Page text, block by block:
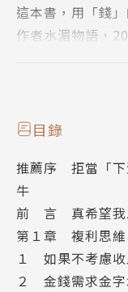
這本書，用「錢
作者水湄物語，
26歲年薪就相當
但所付出的代價
每週上班7天、每
甚至未能見到自
懷疑人生。
直到不經意間看
才猛然清醒自己
目錄
推薦序 拒當「下
牛
前 言 真希望我
第１章 複利思維
１ 如果不考慮收
２ 金錢需求金字